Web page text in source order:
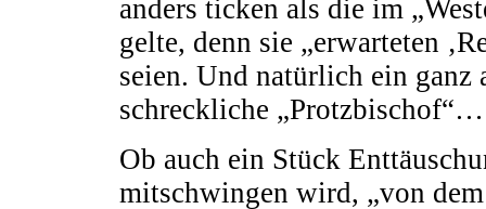
anders ticken als die im
gelte, denn sie „erwarteten
seien. Und natürlich ein ganz
schreckliche „Protzbischof“…
Ob auch ein Stück
mitschwingen wird, „von